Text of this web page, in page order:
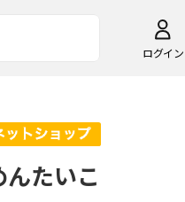
ログイン
たいこ